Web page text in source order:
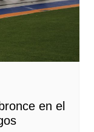
en el